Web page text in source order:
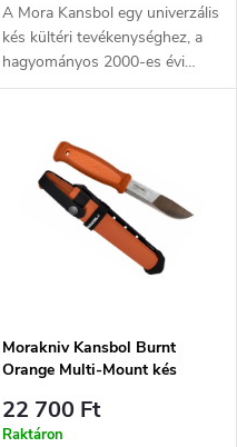
A Mora Kansbol egy univerzális
kés kültéri tevékenységhez, a
hagyományos 2000-es évi
modell alapján. Profilozott
rozsdamentes acélból.
Markolata tartós,
csúszásmentes
felületkezeléssel, poliamidból
készült. Műanyag tok övre
csatolható csíptetővel. A kés
Morakniv Kansbol Burnt
Orange Multi-Mount kés
22 700 Ft
Raktáron